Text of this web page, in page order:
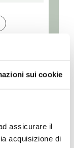
sui cookie
assicurare il
acquisizione di